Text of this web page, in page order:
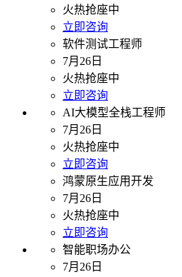
火热抢座中
立即咨询
软件测试工程师
7月26日
火热抢座中
立即咨询
AI大模型全栈工程师
7月26日
火热抢座中
立即咨询
鸿蒙原生应用开发
7月26日
火热抢座中
立即咨询
智能职场办公
7月26日